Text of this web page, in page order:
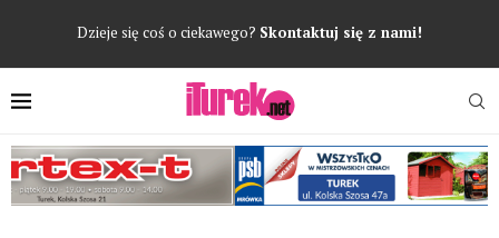
Dzieje się coś o ciekawego? Skontaktuj się z nami!